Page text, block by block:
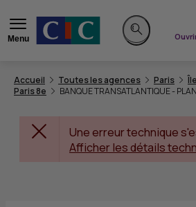
Menu
Rechercher sur
Accueil Toutes les agences Paris
Paris 8e
BANQUE TRANSATLANTIQUE -
Une erreur technique
Afficher les détails